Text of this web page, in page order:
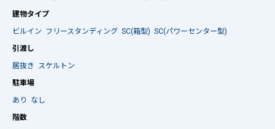
建物タイプ
ビルイン フリースタンディング SC(箱型) SC(パワーセンター型)
引渡し
居抜き
スケルトン
駐車場
あり
なし
階数